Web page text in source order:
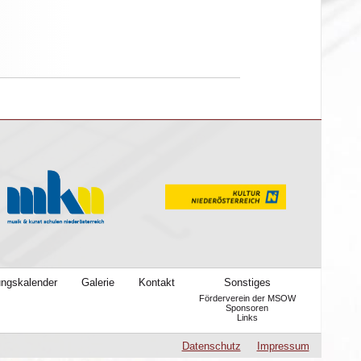
Galerie Kontakt Sonstiges
Förderverein der MSOW
Sponsoren
Links
Datenschutz Impressum